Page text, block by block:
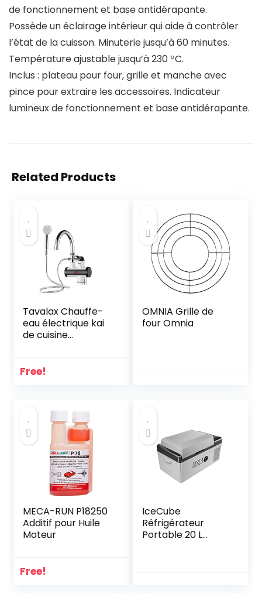
de fonctionnement et base antidérapante.
Possède un éclairage intérieur qui aide à contrôler
l’état de la cuisson. Minuterie jusqu’à 60 minutes.
Température ajustable jusqu’à 230 ºC.
Inclus : plateau pour four, grille et manche avec
pince pour extraire les accessoires. Indicateur
lumineux de fonctionnement et base antidérapante.
Related Products
Tavalax Chauffe-
eau électrique kai
de cuisine
électrique Robinet
instantané (Avec
pomme de
douche)
Free!
OMNIA Grille de
four Omnia
MECA-RUN P18250
Additif pour Huile
Moteur
Free!
IceCube
Réfrigérateur
Portable 20 L